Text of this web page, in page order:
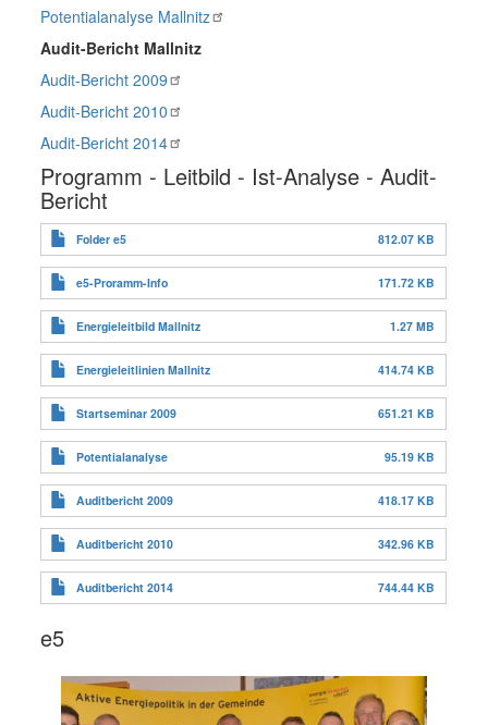
Potentialanalyse Mallnitz
Audit-Bericht Mallnitz
Audit-Bericht 2009
Audit-Bericht 2010
Audit-Bericht 2014
Programm - Leitbild - Ist-Analyse - Audit-
Bericht
Folder e5 812.07 KB
e5-Proramm-Info 171.72 KB
Energieleitbild Mallnitz 1.27 MB
Energieleitlinien Mallnitz 414.74 KB
Startseminar 2009 651.21 KB
Potentialanalyse 95.19 KB
Auditbericht 2009 418.17 KB
Auditbericht 2010 342.96 KB
Auditbericht 2014 744.44 KB
e5